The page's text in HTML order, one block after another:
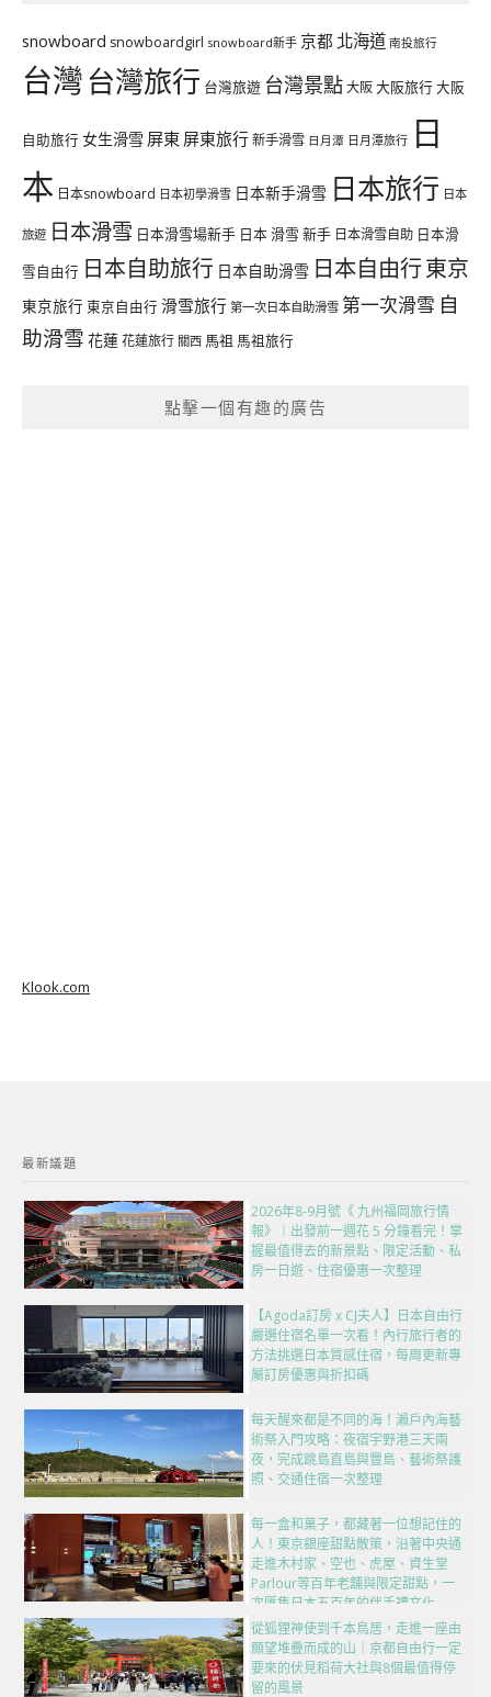
snowboard snowboardgirl snowboard新手 京都 北海道 南投旅行
台灣台灣旅行 台灣旅遊 台灣景點大阪大阪旅行大阪
自助旅行 女生滑雪 屏東 屏東旅行新手滑雪 日月潭 日月潭旅行 日
本 日本snowboard 日本初學滑雪 日本新手滑雪 日本旅行 日本
旅遊 日本滑雪 日本滑雪場新手 日本 滑雪 新手 日本滑雪自助 日本滑
雪自由行 日本自助旅行 日本自助滑雪 日本自由行東京
東京旅行 東京自由行 滑雪旅行 第一次日本自助滑雪 第一次滑雪 自
助滑雪 花蓮花蓮旅行 關西 馬祖 馬祖旅行
點擊一個有趣的廣告
Klook.com
最新議題
2026年8-9月號《 九州福岡旅行情
報》｜出發前一週花 5 分鐘看完！掌
握最值得去的新景點、限定活動、私
房一日遊、住宿優惠一次整理
【Agoda訂房 x CJ夫人】日本自由行
嚴選住宿名單一次看！內行旅行者的
方法挑選日本質感住宿，每周更新專
屬訂房優惠與折扣碼
每天醒來都是不同的海！瀨戶內海藝
術祭入門攻略：夜宿宇野港三天兩
夜，完成跳島直島與豐島、藝術祭護
照、交通住宿一次整理
每一盒和菓子，都藏著一位想記住的
人！東京銀座甜點散策，沿著中央通
走進木村家、空也、虎屋、資生堂
Parlour等百年老舖與限定甜點，一
次匯集日本五百年的伴手禮文化
從狐狸神使到千本鳥居，走進一座由
願望堆疊而成的山｜京都自由行一定
要來的伏見稻荷大社與8個最值得停
留的風景